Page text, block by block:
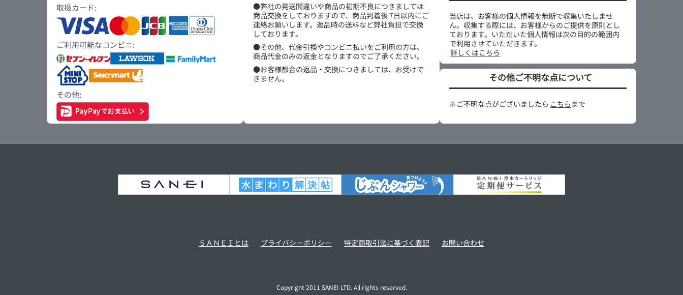
取扱カード:
ご利用可能なコンビニ:
その他:
●弊社の発送間違いや商品の初期不良につきましては
商品交換をしておりますので、商品到着後 7日以内にご
連絡お願いします。返品時の送料など弊社負担で交換
しております。
●その他、代金引換やコンビニ払いをご利用の方は、
商品代金のみの返金となりますのでご了承ください。
●お客様都合の返品・交換につきましては、お受けで
きません。
当店は、お客様の個人情報を無断で収集いたしませ
ん。収集する際には、お客様からのご提供を原則とし
ております。いただいた個人情報は次の目的の範囲内
で利用させていただきます。
詳しくはこちら
その他ご不明な点について
※ご不明な点がございましたら こちら まで
ＳＡＮＥＩとは プライバシーポリシー 特定商取引法に基づく表記 お問い合わせ
Copyright 2011 SANEI LTD. All rights reserved.